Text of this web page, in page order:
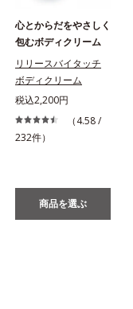
心とからだをやさしく
包むボディクリーム
リリースバイタッチ
ボディクリーム
税込2,200円
（4.58 /
232件）
商品を選ぶ